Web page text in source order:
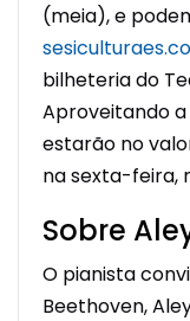
(meia), e
bilheteria do
Aproveitando a
estarão no
na sexta-feira,
Sobre
O pianista
Beethoven,